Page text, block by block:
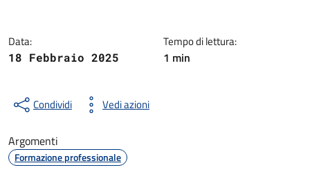
Data:
18 Febbraio 2025
Tempo di lettura:
1 min
Condividi Vedi azioni
Argomenti
Formazione professionale